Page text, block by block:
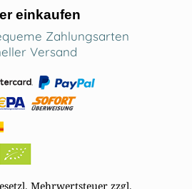
einkaufen
Zahlungsarten
Versand
Mehrwertsteuer zzgl.